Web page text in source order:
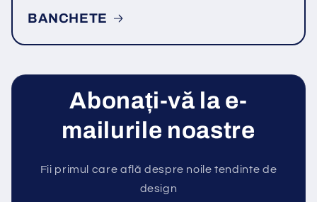
BANCHETE
Abonați-vă la e-
mailurile noastre
Fii primul care află despre noile tendinte de
design